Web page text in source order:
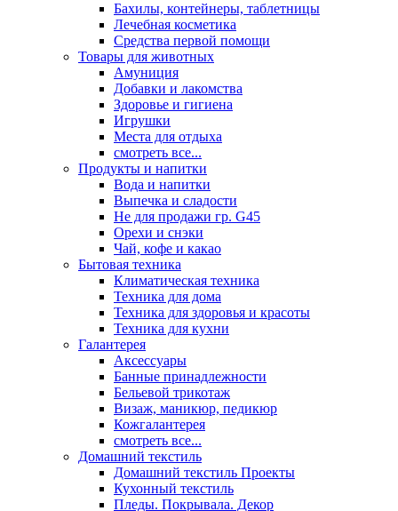
Бахилы, контейнеры, таблетницы
Лечебная косметика
Средства первой помощи
Товары для животных
Амуниция
Добавки и лакомства
Здоровье и гигиена
Игрушки
Места для отдыха
смотреть все...
Продукты и напитки
Вода и напитки
Выпечка и сладости
Не для продажи гр. G45
Орехи и снэки
Чай, кофе и какао
Бытовая техника
Климатическая техника
Техника для дома
Техника для здоровья и красоты
Техника для кухни
Галантерея
Аксессуары
Банные принадлежности
Бельевой трикотаж
Визаж, маникюр, педикюр
Кожгалантерея
смотреть все...
Домашний текстиль
Домашний текстиль Проекты
Кухонный текстиль
Пледы. Покрывала. Декор